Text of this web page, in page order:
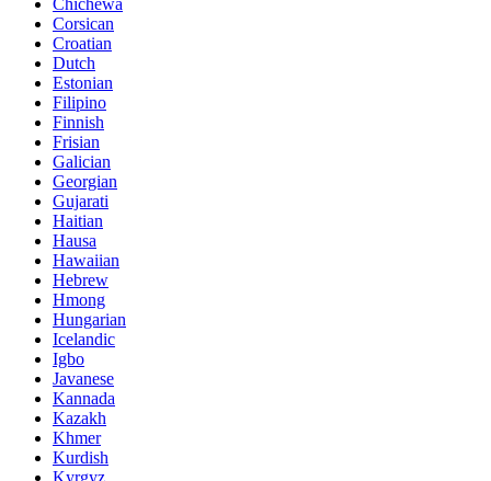
Chichewa
Corsican
Croatian
Dutch
Estonian
Filipino
Finnish
Frisian
Galician
Georgian
Gujarati
Haitian
Hausa
Hawaiian
Hebrew
Hmong
Hungarian
Icelandic
Igbo
Javanese
Kannada
Kazakh
Khmer
Kurdish